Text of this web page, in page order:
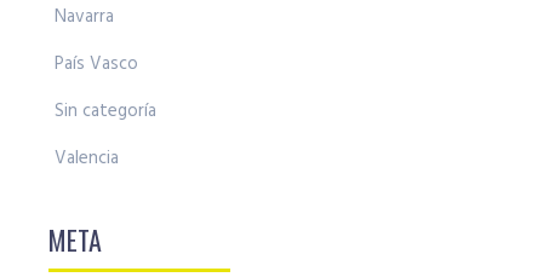
Navarra
País Vasco
Sin categoría
Valencia
META